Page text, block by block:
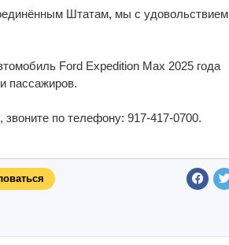
Штатам, мы с удовольствием
Ford Expedition Max 2025 года
пассажиров.
по телефону: 917-417-0700.